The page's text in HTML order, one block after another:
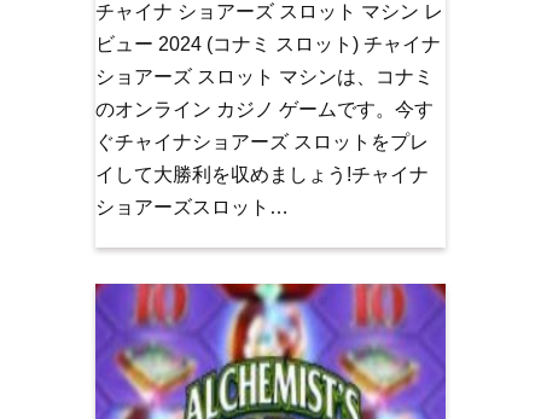
チャイナ ショアーズ スロット マシン レ
ビュー 2024 (コナミ スロット) チャイナ
ショアーズ スロット マシンは、コナミ
のオンライン カジノ ゲームです。今す
ぐチャイナショアーズ スロットをプレ
イして大勝利を収めましょう!チャイナ
ショアーズスロット…